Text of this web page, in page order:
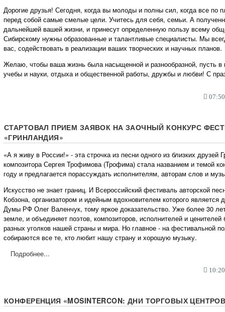
Дорогие друзья! Сегодня, когда вы молоды и полны сил, когда все по
перед собой самые смелые цели. Учитесь для себя, семьи. А
дальнейшей вашей жизни, и принесут определенную пользу всему
Сибирскому нужны образованные и талантливые специалисты. Мы
вас, содействовать в реализации ваших творческих и научных планов.
Желаю, чтобы ваша жизнь была насыщенной и разнообразной, пусть в
учебы и науки, отдыха и общественной работы, дружбы и любви! С
СТАРТОВАЛ ПРИЕМ ЗАЯВОК НА ЗАОЧНЫЙ КОНКУРС
«ГРИНЛАНДИЯ»
«А я живу в России!» - эта строчка из песни одного из близких друзей
композитора Сергея Трофимова (Трофима) стала названием и темой
году и предлагается порассуждать исполнителям, авторам слов и
Искусство не знает границ. И Всероссийский фестиваль авторской
Кобзона, организатором и идейным вдохновителем которого является
Думы РФ Олег Валенчук, тому яркое доказательство. Уже более 30
земле, и объединяет поэтов, композиторов, исполнителей и ценителей
разных уголков нашей страны и мира. Но главное - на фестивальной
собираются все те, кто любит нашу страну и хорошую музыку.
Подробнее...
КОНФЕРЕНЦИЯ «MOSINTERCON: ДНИ ТОРГОВЫХ